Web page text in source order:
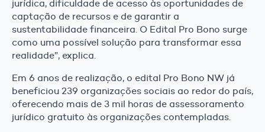
jurídica, dificuldade de acesso às oportunidades de
captação de recursos e de garantir a
sustentabilidade financeira. O Edital Pro Bono surge
como uma possível solução para transformar essa
realidade”, explica.
Em 6 anos de realização, o edital Pro Bono NW já
beneficiou 239 organizações sociais ao redor do país,
oferecendo mais de 3 mil horas de assessoramento
jurídico gratuito às organizações contempladas.